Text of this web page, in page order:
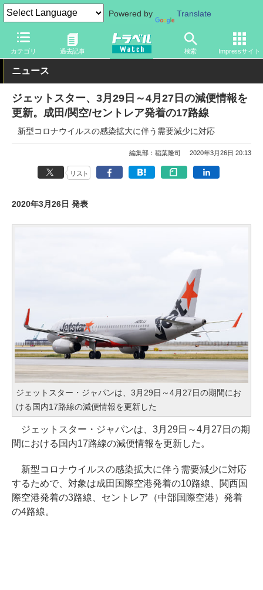
Powered by Translate
カテゴリ 過去記事 検索 Impressサイト
トラベル Watch 企業・政府・官庁 国内エアライン ジェットス
ニュース
ジェットスター、3月29日～4月27日の減便情報を
更新。成田/関空/セントレア発着の17路線
新型コロナウイルスの感染拡大に伴う需要減少に対応
編集部：稲葉隆司 2020年3月26日 20:13
リスト
2020年3月26日 発表
ジェットスター・ジャパンは、3月29日～4月27日の期間にお
ける国内17路線の減便情報を更新した
ジェットスター・ジャパンは、3月29日～4月27日の期
間における国内17路線の減便情報を更新した。
新型コロナウイルスの感染拡大に伴う需要減少に対応
するためで、対象は成田国際空港発着の10路線、関西国
際空港発着の3路線、セントレア（中部国際空港）発着
の4路線。